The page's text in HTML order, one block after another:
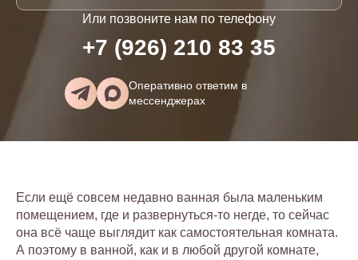
Или позвоните нам по телефону
+7 (926) 210 83 35
Оперативно ответим в
мессенджерах
Если ещё совсем недавно ванная была маленьким
помещением, где и развернуться-то негде, то сейчас
она всё чаще выглядит как самостоятельная комната.
А поэтому в ванной, как и в любой другой комнате,